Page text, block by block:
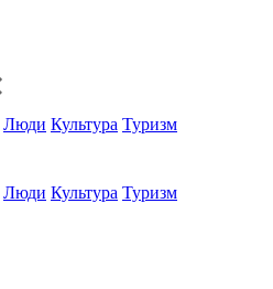
Люди Культура Туризм
Люди Культура Туризм